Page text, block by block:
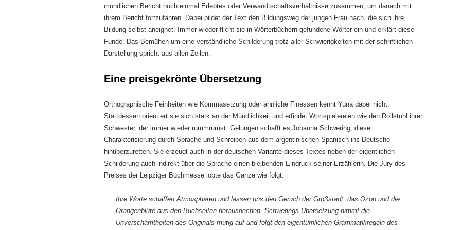
mündlichen Bericht noch einmal Erlebtes oder Verwandtschaftsverhältnisse zusammen, um danach mit
ihrem Bericht fortzufahren. Dabei bildet der Text den Bildungsweg der jungen Frau nach, die sich ihre
Bildung selbst aneignet. Immer wieder flicht sie in Wörterbüchern gefundene Wörter ein und erklärt diese
Funde. Das Bemühen um eine verständliche Schilderung trotz aller Schwierigkeiten mit der schriftlichen
Darstellung spricht aus allen Zeilen.
Eine preisgekrönte Übersetzung
Orthographische Feinheiten wie Kommasetzung oder ähnliche Finessen kennt Yuna dabei nicht.
Stattdessen orientiert sie sich stark an der Mündlichkeit und erfindet Wortspielereien wie den Rollstuhl ihrer
Schwester, der immer wieder rummrumst. Gelungen schafft es Johanna Schwering, diese
Charakterisierung durch Sprache und Schreiben aus dem argentinischen Spanisch ins Deutsche
hinüberzuretten. Sie erzeugt auch in der deutschen Variante dieses Textes neben der eigentlichen
Schilderung auch indirekt über die Sprache einen bleibenden Eindruck seiner Erzählerin. Die Jury des
Preises der Leipziger Buchmesse lobte das Ganze wie folgt:
Ihre Worte schaffen Atmosphären und lassen uns den Geruch der Großstadt, das Ozon und die
Orangenblüte aus den Buchseiten herausriechen. Schwerings Übersetzung nimmt die
Unverschämtheiten des Originals mutig auf und folgt den eigentümlichen Grammatikregeln des